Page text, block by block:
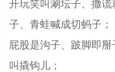
开玩笑叫涮坛子、撒
子、青蛙喊成切蚂子；
屁股是沟子、跛脚即
叫撬钩儿；